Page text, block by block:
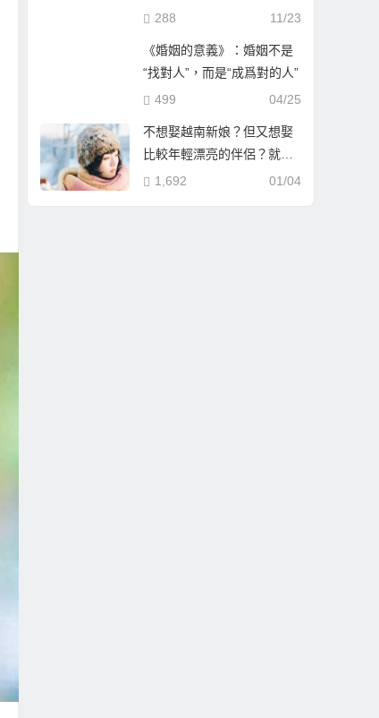
你」的人生方！
11/23
288
《婚姻的意義》：婚姻不是
“找對人”，而是“成爲對的人”
04/25
499
不想娶越南新娘？但又想娶
比較年輕漂亮的伴侶？就到
哈爾濱相親娶哈爾濱新娘！
01/04
1,692